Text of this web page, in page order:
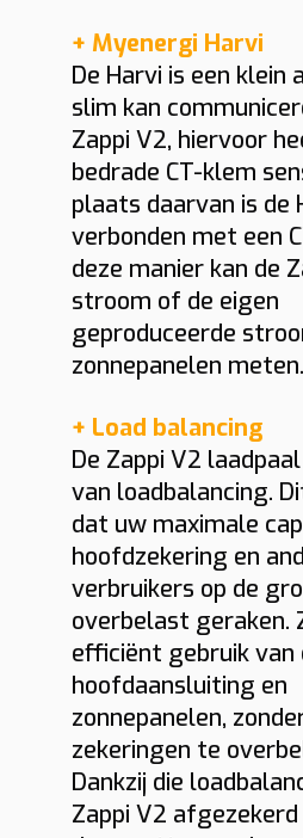
+ Myenergi Harvi
De Harvi is een klein
slim kan
Zappi V2, hiervoor
bedrade CT-klem
plaats daarvan is de
verbonden met een
deze manier kan de
stroom of de eigen
geproduceerde
zonnepanelen meten.
+ Load balancing
De Zappi V2
van loadbalancing.
dat uw maximale
hoofdzekering en
verbruikers op de
overbelast geraken.
efficiënt gebruik van
hoofdaansluiting en
zonnepanelen,
zekeringen te
Dankzij die
Zappi V2